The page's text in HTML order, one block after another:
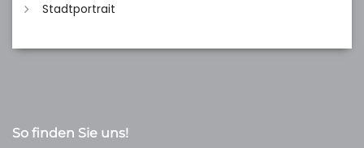
Stadtportrait
So finden Sie uns!